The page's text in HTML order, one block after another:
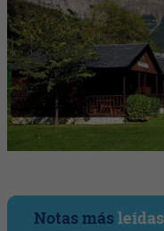
Notas másleídas